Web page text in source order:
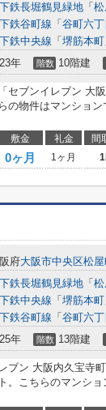
鉄長堀鶴見緑地 「
鉄谷町線 「 谷町六丁
鉄中央線 「 堺筋本町
年 階数 10階建
セブンイレブン 大
の物件はマンショ
敷金 礼金 間
0ヶ月 1ヶ月
府大阪市中央区松
鉄長堀鶴見緑地 「
鉄中央線 「 堺筋本町
鉄谷町線 「 谷町六丁
年 階数 13階建
ブン 大阪内久宝寺
。こちらのマンシ